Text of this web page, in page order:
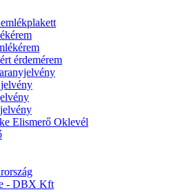
érdemérem
Elismerő Oklevél
- DBX Kft